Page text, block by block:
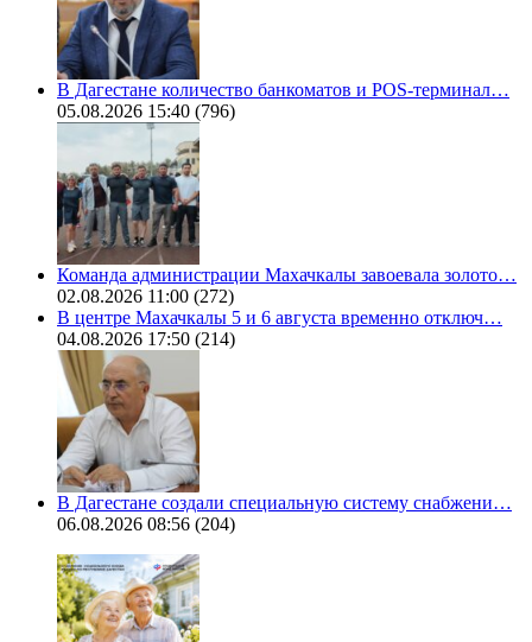
В Дагестане количество банкоматов и POS-терминал…
05.08.2026 15:40 (796)
Команда администрации Махачкалы завоевала золото…
02.08.2026 11:00 (272)
В центре Махачкалы 5 и 6 августа временно отключ…
04.08.2026 17:50 (214)
В Дагестане создали специальную систему снабжени…
06.08.2026 08:56 (204)